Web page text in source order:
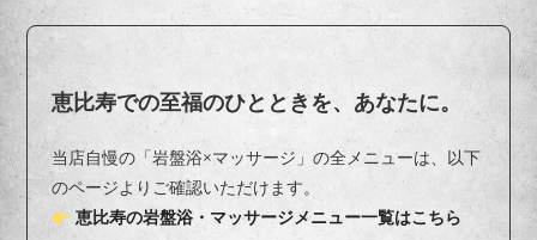
恵比寿での至福のひとときを、あなたに。
当店自慢の「岩盤浴×マッサージ」の全メニューは、以下
のページよりご確認いただけます。
恵比寿の岩盤浴・マッサージメニュー一覧はこちら